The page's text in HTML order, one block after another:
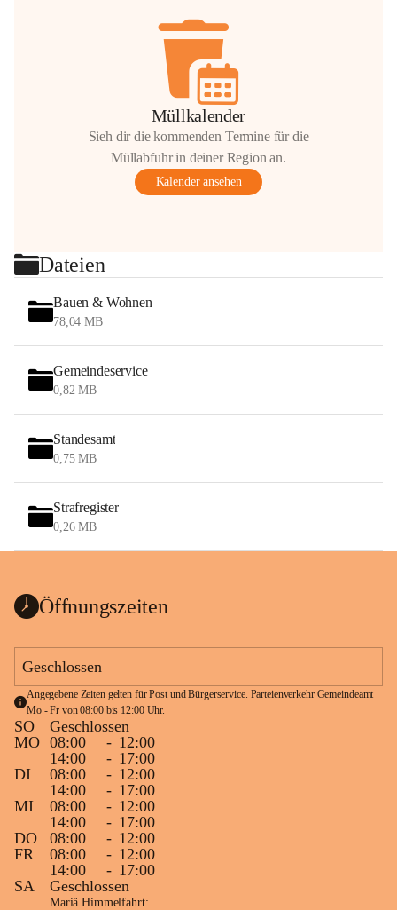
Müllkalender
Sieh dir die kommenden Termine für die
Müllabfuhr in deiner Region an.
Kalender ansehen
Dateien
Bauen & Wohnen
78,04 MB
Gemeindeservice
0,82 MB
Standesamt
0,75 MB
Strafregister
0,26 MB
Öffnungszeiten
Geschlossen
Angegebene Zeiten gelten für Post und Bürgerservice. Parteienverkehr Gemeindeamt
Mo - Fr von 08:00 bis 12:00 Uhr.
SO
Geschlossen
MO 08:00 - 12:00
14:00
- 17:00
DI
08:00 - 12:00
14:00
- 17:00
MI
08:00 - 12:00
14:00
- 17:00
DO
08:00 - 12:00
FR
08:00 - 12:00
14:00
- 17:00
SA
Geschlossen
Mariä Himmelfahrt: